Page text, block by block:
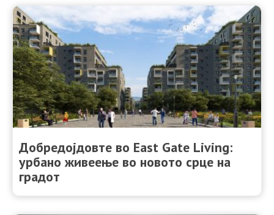
Добредојдовте во East Gate Living:
урбано живеење во новото срце на
градот